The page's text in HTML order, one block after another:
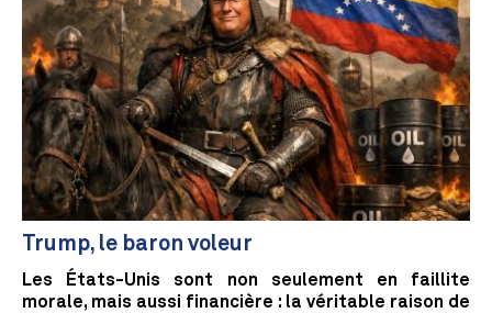
Trump, le baron voleur
Les États-Unis sont non seulement en faillite
morale, mais aussi financière : la véritable raison de